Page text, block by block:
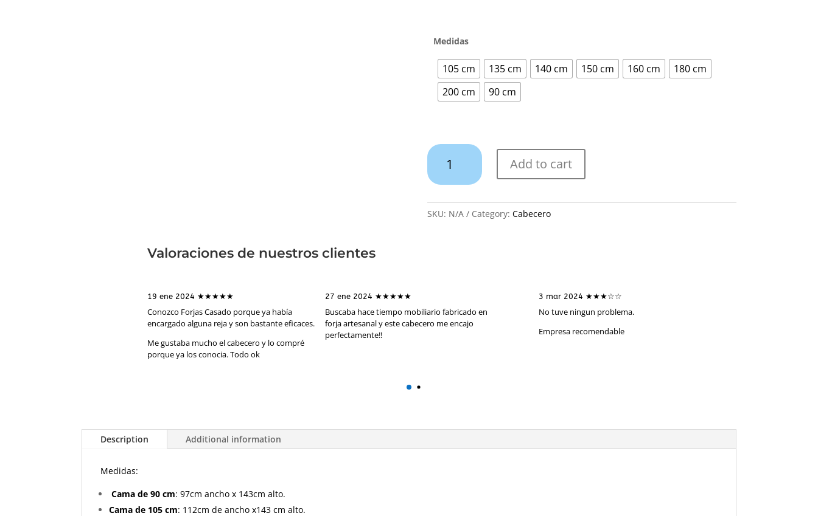
Medidas
105 cm 135 cm 140 cm 150 cm 160 cm
180 cm
200 cm
90 cm
Cabecero
Conos
quantity
Add to cart
SKU: N/A Category: Cabecero
Valoraciones de nuestros clientes
19 ene 2024 ★★★★★
Conozco Forjas Casado porque ya había
encargado alguna reja y son bastante eficaces.
Me gustaba mucho el cabecero y lo compré
porque ya los conocia. Todo ok
27 ene 2024 ★★★★★
Buscaba hace tiempo mobiliario fabricado en
forja artesanal y este cabecero me encajo
perfectamente!!
3 mar 2024 ★★★☆☆
No tuve ningun problema.
Empresa recomendable
Description Additional information
Medidas:
Cama de 90 cm: 97cm ancho x 143cm alto.
Cama de 105 cm: 112cm de ancho x143 cm alto.